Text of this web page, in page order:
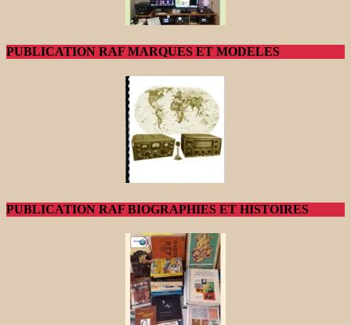
PUBLICATION RAF MARQUES ET MODELES
PUBLICATION RAF BIOGRAPHIES ET HISTOIRES